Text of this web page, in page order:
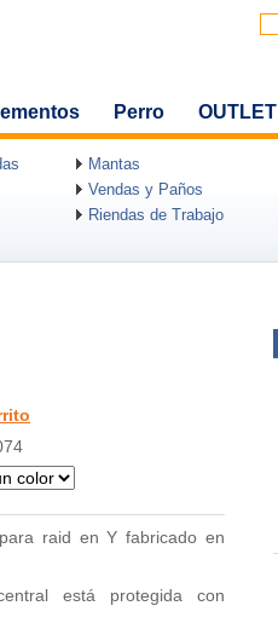
Perro OUTLET
Mantas
Vendas y Paños
Riendas de Trabajo
raid en Y fabricado en
está protegida con